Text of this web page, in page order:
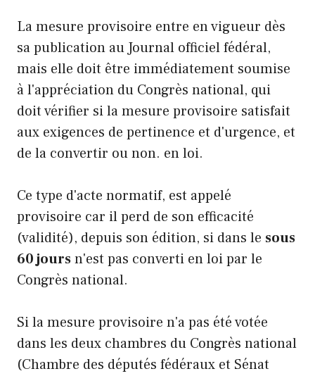
La mesure provisoire entre en vigueur dès
sa publication au Journal officiel fédéral,
mais elle doit être immédiatement soumise
à l'appréciation du Congrès national, qui
doit vérifier si la mesure provisoire satisfait
aux exigences de pertinence et d'urgence, et
de la convertir ou non. en loi.
Ce type d'acte normatif, est appelé
provisoire car il perd de son efficacité
(validité), depuis son édition, si dans le sous
60 joursn'est pas converti en loi par le
Congrès national.
Si la mesure provisoire n'a pas été votée
dans les deux chambres du Congrès national
(Chambre des députés fédéraux et Sénat